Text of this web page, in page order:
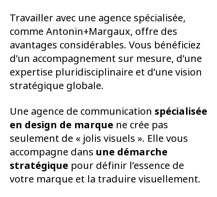
Travailler avec une agence spécialisée,
comme Antonin+Margaux, offre des
avantages considérables. Vous bénéficiez
d’un accompagnement sur mesure, d’une
expertise pluridisciplinaire et d’une vision
stratégique globale.
Une agence de communication spécialisée
en design de marque ne crée pas
seulement de « jolis visuels ». Elle vous
accompagne dans une démarche
stratégique pour définir l’essence de
votre marque et la traduire visuellement.